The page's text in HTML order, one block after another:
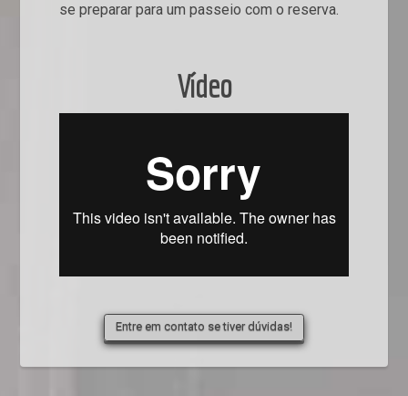
se preparar para um passeio com o reserva.
Vídeo
Entre em contato se tiver dúvidas!